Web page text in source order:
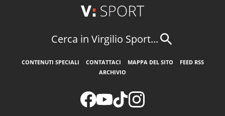
Cerca in Virgilio Sport...
CONTENUTI SPECIALI CONTATTACI MAPPA DEL SITO
FEED RSS
ARCHIVIO